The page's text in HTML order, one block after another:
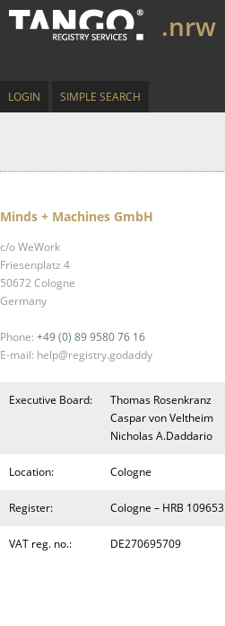
.nrw
LOGIN SIMPLE SEARCH
Minds + Machines GmbH
c/o WeWork
Friesenplatz 4
50672 Cologne
Germany
Phone: +49 (0) 89 9580 76 16
E-mail: help@registry.godaddy
Executive Board:
Thomas Rosenkranz
Caspar von Veltheim
Nicholas A.Daddario
Location: Cologne
Register: Cologne – HRB 109653
VAT reg. no.: DE270695709